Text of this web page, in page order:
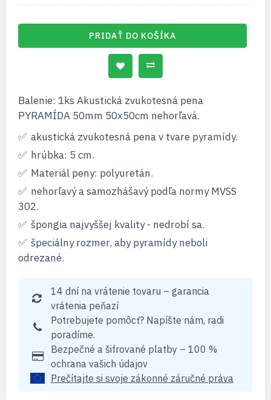
PRIDAŤ DO KOŠÍKA
Balenie: 1ks Akustická zvukotesná pena
PYRAMÍDA 50mm 50x50cm nehorľavá.
akustická zvukotesná pena v tvare pyramídy.
hrúbka: 5 cm.
Materiál peny: polyuretán.
nehorľavý a samozhášavý podľa normy MVSS
302.
špongia najvyššej kvality - nedrobí sa.
špeciálny rozmer, aby pyramídy neboli
odrezané.
14 dní na vrátenie tovaru – garancia
vrátenia peňazí
Potrebujete pomôcť? Napíšte nám, radi
poradíme.
Bezpečné a šifrované platby – 100 %
ochrana vašich údajov
Prečítajte si svoje zákonné záručné práva